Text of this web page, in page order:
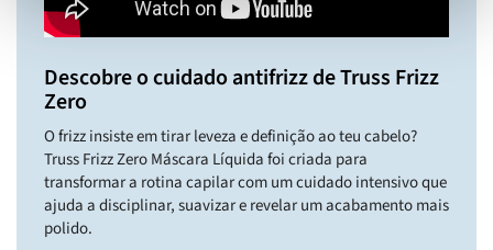
Descobre o cuidado antifrizz de Truss Frizz
Zero
O frizz insiste em tirar leveza e definição ao teu cabelo?
Truss Frizz Zero Máscara Líquida foi criada para
transformar a rotina capilar com um cuidado intensivo que
ajuda a disciplinar, suavizar e revelar um acabamento mais
polido.